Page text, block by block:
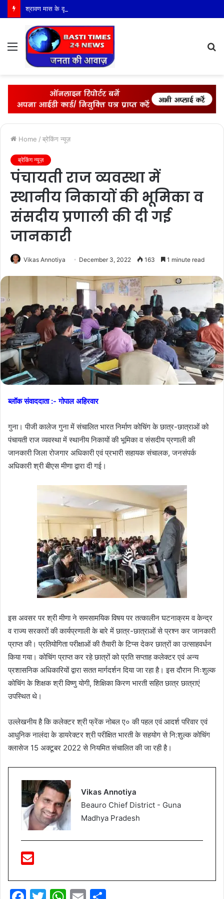
Menu
Home / ब्रेकिंग न्यूज़
ब्रेकिंग न्यूज़
पंचायती राज व्यवस्था में
स्थानीय निकायों की भूमिका व
संसदीय प्रणाली की दी गई
जानकारी
Vikas Annotiya December 3, 2022 163 1 minute read
ब्लॉक संवाददाता :- गोपाल अहिरवार
गुना। पीजी कालेज गुना में संचालित भारत निर्माण कोचिंग के छात्र-छात्राओं को
पंचायती राज व्यवस्था में स्थानीय निकायों की भूमिका व संसदीय प्रणाली की
जानकारी जिला रोजगार अधिकारी एवं प्रभारी सहायक संचालक, जनसंपर्क
अधिकारी श्री बीएस मीणा द्वारा दी गई।
इस अवसर पर श्री मीणा ने समसामयिक विषय पर तत्कालीन घटनाक्रम व केन्द्र
व राज्य सरकारों की कार्यप्रणाली के बारे में छात्र-छात्राओं से प्रश्न कर जानकारी
प्राप्त की। प्रतियोगिता परीक्षाओं की तैयारी के टिप्स देकर छात्रों का उत्साहवर्धन
किया गया। कोचिंग प्राप्‍त कर रहे छात्रों को प्रति सप्‍ताह कलेक्टर एवं अन्‍य
प्रशासनिक अधिकारियों द्वारा सतत मार्गदर्शन दिया जा रहा है। इस दौरान निःशुल्क
कोचिंग के शिक्षक श्री विष्णु योगी, शिक्षिका किरण भारती सहित छात्र छात्राएं
उपस्थित थे।
उल्लेखनीय है कि कलेक्टर श्री फ्रेंक नोबल ए० की पहल एवं आदर्श परिवार एवं
आधुनिक नालंदा के डायरेक्टर श्री परीक्षित भारती के सहयोग से नि:शुल्क कोचिंग
क्लासेज 15 अक्टूबर 2022 से नियमित संचालित की जा रही है।
Vikas Annotiya
Beauro Chief District - Guna
Madhya Pradesh